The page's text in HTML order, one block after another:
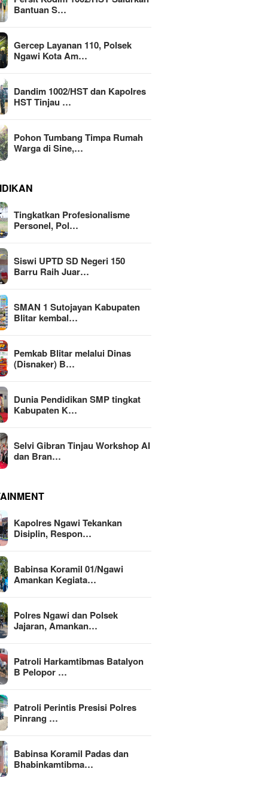
Bantuan S…
Gercep Layanan 110, Polsek
Ngawi Kota Am…
Dandim 1002/HST dan Kapolres
HST Tinjau …
Pohon Tumbang Timpa Rumah
Warga di Sine,…
Tingkatkan Profesionalisme
Personel, Pol…
Siswi UPTD SD Negeri 150
Barru Raih Juar…
SMAN 1 Sutojayan Kabupaten
Blitar kembal…
Pemkab Blitar melalui Dinas
(Disnaker) B…
Dunia Pendidikan SMP tingkat
Kabupaten K…
Selvi Gibran Tinjau Workshop AI
dan Bran…
Kapolres Ngawi Tekankan
Disiplin, Respon…
Babinsa Koramil 01/Ngawi
Amankan Kegiata…
Polres Ngawi dan Polsek
Jajaran, Amankan…
Patroli Harkamtibmas Batalyon
B Pelopor …
Patroli Perintis Presisi Polres
Pinrang …
Babinsa Koramil Padas dan
Bhabinkamtibma…